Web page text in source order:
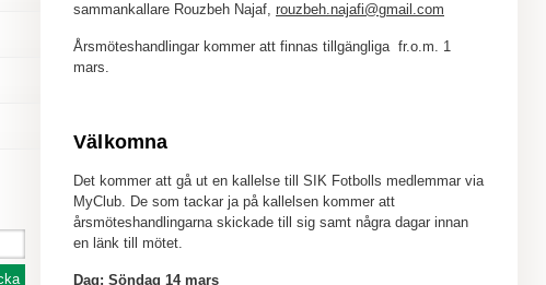
sammankallare Rouzbeh Najaf, rouzbeh.najafi@gmail.com
Årsmöteshandlingar kommer att finnas tillgängliga fr.o.m. 1
mars.
Välkomna
Det kommer att gå ut en kallelse till SIK Fotbolls medlemmar via
MyClub. De som tackar ja på kallelsen kommer att
årsmöteshandlingarna skickade till sig samt några dagar innan
en länk till mötet.
Dag: Söndag 14 mars